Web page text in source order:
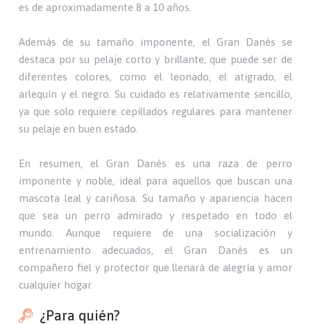
es de aproximadamente 8 a 10 años.
Además de su tamaño imponente, el Gran Danés se
destaca por su pelaje corto y brillante, que puede ser de
diferentes colores, como el leonado, el atigrado, el
arlequín y el negro. Su cuidado es relativamente sencillo,
ya que solo requiere cepillados regulares para mantener
su pelaje en buen estado.
En resumen, el Gran Danés es una raza de perro
imponente y noble, ideal para aquellos que buscan una
mascota leal y cariñosa. Su tamaño y apariencia hacen
que sea un perro admirado y respetado en todo el
mundo. Aunque requiere de una socialización y
entrenamiento adecuados, el Gran Danés es un
compañero fiel y protector que llenará de alegría y amor
cualquier hogar.
¿Para quién?